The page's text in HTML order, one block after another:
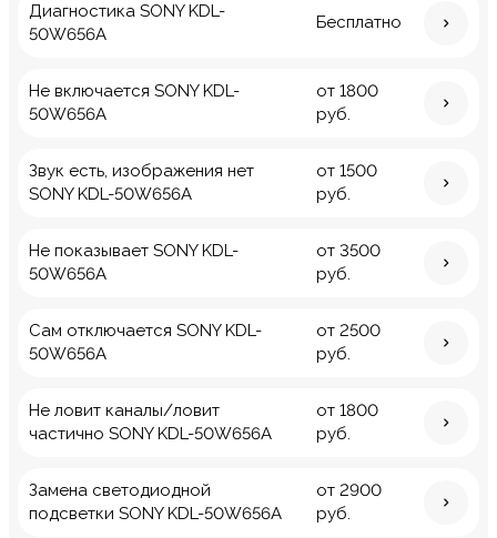
Диагностика SONY KDL-
50W656A
Бесплатно
Не включается SONY KDL-
50W656A
от 1800
руб.
Звук есть, изображения нет
SONY KDL-50W656A
от 1500
руб.
Не показывает SONY KDL-
50W656A
от 3500
руб.
Сам отключается SONY KDL-
50W656A
от 2500
руб.
Не ловит каналы/ловит
частично SONY KDL-50W656A
от 1800
руб.
Замена светодиодной
подсветки SONY KDL-50W656A
от 2900
руб.